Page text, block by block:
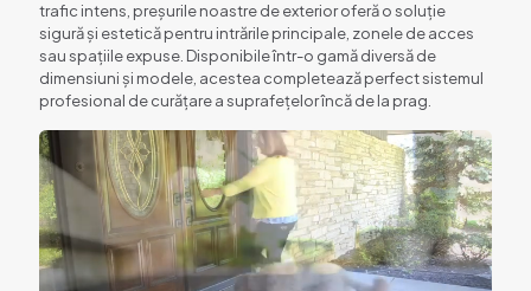
trafic intens, preșurile noastre de exterior oferă o soluție
sigură și estetică pentru intrările principale, zonele de acces
sau spațiile expuse. Disponibile într-o gamă diversă de
dimensiuni și modele, acestea completează perfect sistemul
profesional de curățare a suprafețelor încă de la prag.